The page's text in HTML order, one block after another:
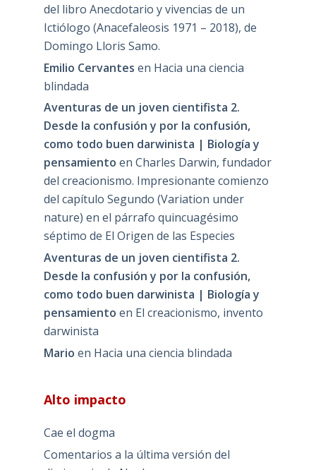
del libro Anecdotario y vivencias de un
Ictiólogo (Anacefaleosis 1971 – 2018), de
Domingo Lloris Samo.
Emilio Cervantes en Hacia una ciencia
blindada
Aventuras de un joven cientifista 2.
Desde la confusión y por la confusión,
como todo buen darwinista | Biología y
pensamiento en Charles Darwin, fundador
del creacionismo. Impresionante comienzo
del capítulo Segundo (Variation under
nature) en el párrafo quincuagésimo
séptimo de El Origen de las Especies
Aventuras de un joven cientifista 2.
Desde la confusión y por la confusión,
como todo buen darwinista | Biología y
pensamiento en El creacionismo, invento
darwinista
Mario en Hacia una ciencia blindada
Alto impacto
Cae el dogma
Comentarios a la última versión del